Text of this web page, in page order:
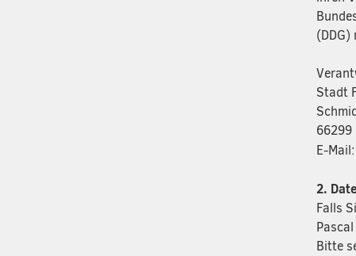
(DDG)
Stadt
66299
E-Mail:
2.
Falls
Bitte